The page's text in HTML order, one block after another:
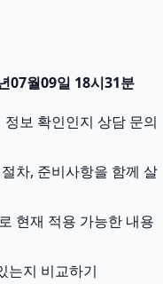
07월09일 18시31분
보 확인인지 상담 문의
차, 준비사항을 함께 살
현재 적용 가능한 내용
는지 비교하기